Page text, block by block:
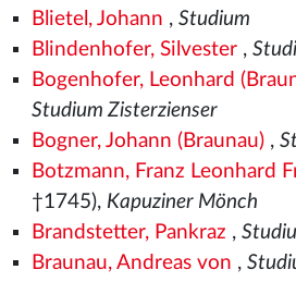
Blietel, Johann , Studium
Blindenhofer, Silvester,
Bogenhofer, Leonhard
Studium Zisterzienser
Bogner, Johann (Braunau),
Botzmann, Franz Leonhard
†1745), Kapuziner Mönch
Brandstetter, Pankraz ,
Braunau, Andreas von ,